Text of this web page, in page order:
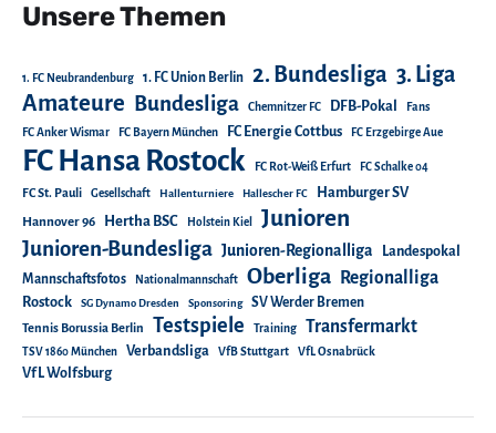
Unsere Themen
1. FC Neubrandenburg 1. FC Union Berlin 2. Bundesliga 3. Liga
Amateure Bundesliga Chemnitzer FC DFB-Pokal Fans
FC Anker Wismar FC Bayern München FC Energie Cottbus FC Erzgebirge Aue
FC Hansa Rostock FC Rot-Weiß Erfurt FC Schalke 04
FC St. Pauli Gesellschaft Hallenturniere Hallescher FC Hamburger SV
Hannover 96 Hertha BSC Holstein Kiel Junioren
Junioren-Bundesliga Junioren-Regionalliga
Landespokal
Mannschaftsfotos
Nationalmannschaft Oberliga Regionalliga
Rostock SG Dynamo Dresden Sponsoring SV Werder Bremen
Tennis Borussia Berlin Testspiele Training Transfermarkt
TSV 1860 München Verbandsliga VfB Stuttgart VfL Osnabrück
VfL Wolfsburg